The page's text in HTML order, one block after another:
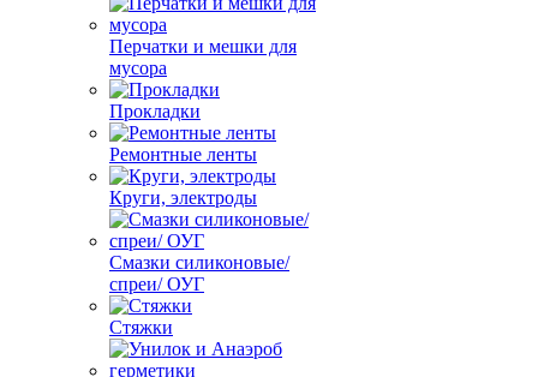
Перчатки и мешки для
мусора
Прокладки
Ремонтные ленты
Круги, электроды
Смазки силиконовые/
спреи/ ОУГ
Стяжки